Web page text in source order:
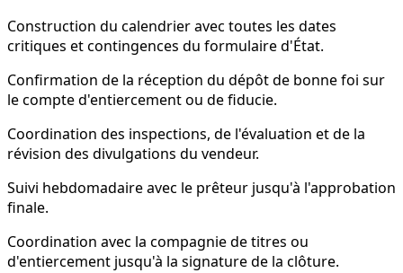
Construction du calendrier avec toutes les dates
critiques et contingences du formulaire d'État.
Confirmation de la réception du dépôt de bonne foi sur
le compte d'entiercement ou de fiducie.
Coordination des inspections, de l'évaluation et de la
révision des divulgations du vendeur.
Suivi hebdomadaire avec le prêteur jusqu'à l'approbation
finale.
Coordination avec la compagnie de titres ou
d'entiercement jusqu'à la signature de la clôture.